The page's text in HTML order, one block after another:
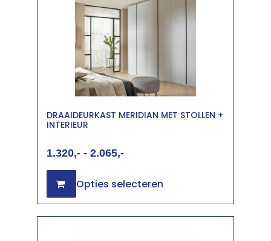
DRAAIDEURKAST MERIDIAN MET STOLLEN +
INTERIEUR
1.320 - 2.065
Opties selecteren